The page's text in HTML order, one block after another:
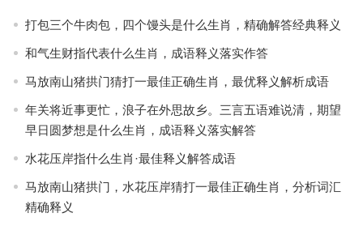
打包三个牛肉包，四个馒头是什么生肖，精确解答经典释义
和气生财指代表什么生肖，成语释义落实作答
马放南山猪拱门猜打一最佳正确生肖，最优释义解析成语
年关将近事更忙，浪子在外思故乡。三言五语难说清，期望
早日圆梦想是什么生肖，成语释义落实解答
水花压岸指什么生肖·最佳释义解答成语
马放南山猪拱门，水花压岸猜打一最佳正确生肖，分析词汇
精确释义